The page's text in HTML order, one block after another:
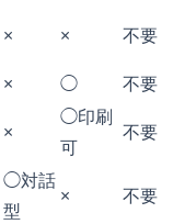
× ×
不要
× ◯
不要
×
◯印刷
可
不要
◯対話
型
×
不要